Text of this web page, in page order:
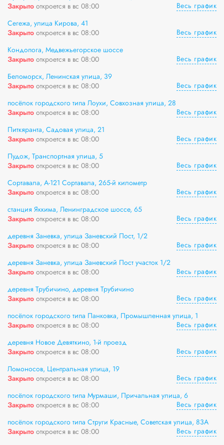
Закрыто откроется в вс 08:00
Весь график
Сегежа, улица Кирова, 41
Закрыто откроется в вс 08:00
Весь график
Кондопога, Медвежьегорское шоссе
Закрыто откроется в вс 08:00
Весь график
Беломорск, Ленинская улица, 39
Закрыто откроется в вс 08:00
Весь график
посёлок городского типа Лоухи, Совхозная улица, 28
Закрыто откроется в вс 08:00
Весь график
Питкяранта, Садовая улица, 21
Закрыто откроется в вс 08:00
Весь график
Пудож, Транспортная улица, 5
Закрыто откроется в вс 08:00
Весь график
Сортавала, А-121 Сортавала, 265-й километр
Закрыто откроется в вс 08:00
Весь график
станция Яккима, Ленинградское шоссе, 65
Закрыто откроется в вс 08:00
Весь график
деревня Заневка, улица Заневский Пост, 1/2
Закрыто откроется в вс 08:00
Весь график
деревня Заневка, улица Заневский Пост участок 1/2
Закрыто откроется в вс 08:00
Весь график
деревня Трубичино, деревня Трубичино
Закрыто откроется в вс 08:00
Весь график
посёлок городского типа Панковка, Промышленная улица, 1
Закрыто откроется в вс 08:00
Весь график
деревня Новое Девяткино, 1-й проезд
Закрыто откроется в вс 08:00
Весь график
Ломоносов, Центральная улица, 19
Закрыто откроется в вс 08:00
Весь график
посёлок городского типа Мурмаши, Причальная улица, 6
Закрыто откроется в вс 08:00
Весь график
посёлок городского типа Струги Красные, Советская улица, 83А
Закрыто откроется в вс 08:00
Весь график